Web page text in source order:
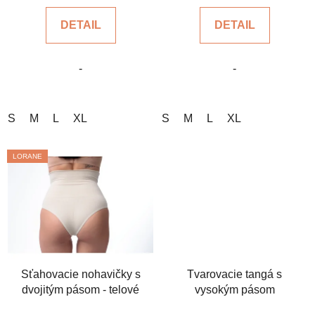
z
hviezdičiek.
DETAIL
-
S M L XL
z
hviezdičiek.
DETAIL
-
S M L XL
LORANE
Sťahovacie nohavičky s
dvojitým pásom - telové
Tvarovacie tangá s
vysokým pásom